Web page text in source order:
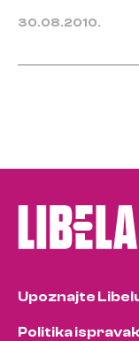
30.08.2010.
Upoznajte
Politika